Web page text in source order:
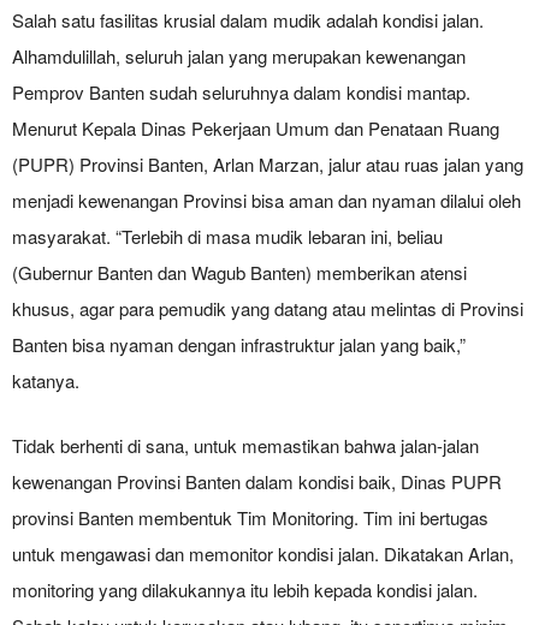
Salah satu fasilitas krusial dalam mudik adalah kondisi jalan.
Alhamdulillah, seluruh jalan yang merupakan kewenangan
Pemprov Banten sudah seluruhnya dalam kondisi mantap.
Menurut Kepala Dinas Pekerjaan Umum dan Penataan Ruang
(PUPR) Provinsi Banten, Arlan Marzan, jalur atau ruas jalan yang
menjadi kewenangan Provinsi bisa aman dan nyaman dilalui oleh
masyarakat. “Terlebih di masa mudik lebaran ini, beliau
(Gubernur Banten dan Wagub Banten) memberikan atensi
khusus, agar para pemudik yang datang atau melintas di Provinsi
Banten bisa nyaman dengan infrastruktur jalan yang baik,”
katanya.
Tidak berhenti di sana, untuk memastikan bahwa jalan-jalan
kewenangan Provinsi Banten dalam kondisi baik, Dinas PUPR
provinsi Banten membentuk Tim Monitoring. Tim ini bertugas
untuk mengawasi dan memonitor kondisi jalan. Dikatakan Arlan,
monitoring yang dilakukannya itu lebih kepada kondisi jalan.